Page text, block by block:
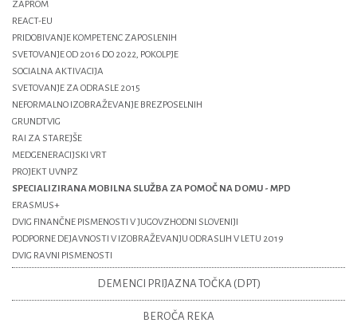
ZAPROM
REACT-EU
PRIDOBIVANJE KOMPETENC ZAPOSLENIH
SVETOVANJE OD 2016 DO 2022, POKOLPJE
SOCIALNA AKTIVACIJA
SVETOVANJE ZA ODRASLE 2015
NEFORMALNO IZOBRAŽEVANJE BREZPOSELNIH
GRUNDTVIG
RAI ZA STAREJŠE
MEDGENERACIJSKI VRT
PROJEKT UVNPZ
SPECIALIZIRANA MOBILNA SLUŽBA ZA POMOČ NA DOMU - MPD
ERASMUS+
DVIG FINANČNE PISMENOSTI V JUGOVZHODNI SLOVENIJI
PODPORNE DEJAVNOSTI V IZOBRAŽEVANJU ODRASLIH V LETU 2019
DVIG RAVNI PISMENOSTI
DEMENCI PRIJAZNA TOČKA (DPT)
BEROČA REKA